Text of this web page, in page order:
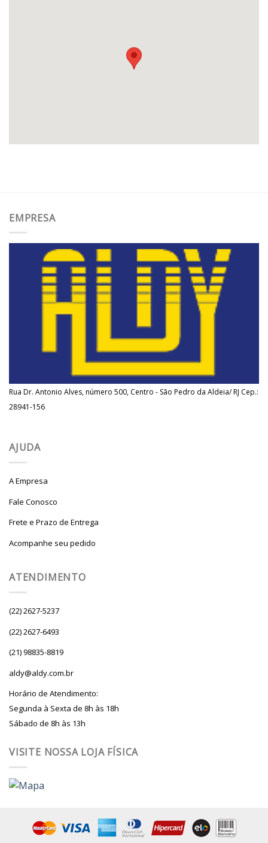
EMPRESA
Rua Dr. Antonio Alves, número 500, Centro - São Pedro da Aldeia/ RJ Cep.:
28941-156
AJUDA
A Empresa
Fale Conosco
Frete e Prazo de Entrega
Acompanhe seu pedido
ATENDIMENTO
(22) 2627-5237
(22) 2627-6493
(21) 98835-8819
aldy@aldy.com.br
Horário de Atendimento:
Segunda à Sexta de 8h às 18h
Sábado de 8h às 13h
VISITE NOSSA LOJA FÍSICA